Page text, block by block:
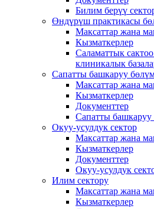
Билим берүү
Өндүрүш практикасы
Максаттар жана
Кызматкерлер
Саламаттык
клиникалык
Сапатты башкаруу
Максаттар жана
Кызматкерлер
Документтер
Сапатты
Окуу-усулдук сектор
Максаттар жана
Кызматкерлер
Документтер
Окуу-усулдук
Илим сектору
Максаттар жана
Кызматкерлер